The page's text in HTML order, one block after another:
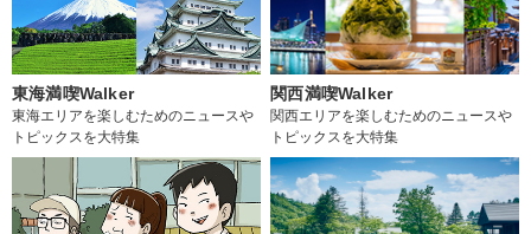
東海満喫Walker
東海エリアを楽しむためのニュースや
トピックスを大特集
関西満喫Walker
関西エリアを楽しむためのニュースや
トピックスを大特集